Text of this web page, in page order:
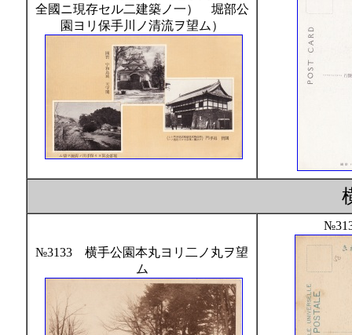
全國ニ現存セル二建築ノ一） 堀部公
園ヨリ保手川ノ清流ヲ望ム）
№3133 横手公園本丸ヨリ二ノ丸ヲ望
ム